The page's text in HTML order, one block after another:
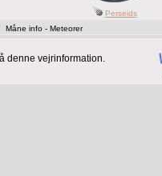
Perseids
Måne info - Meteorer
denne vejrinformation.